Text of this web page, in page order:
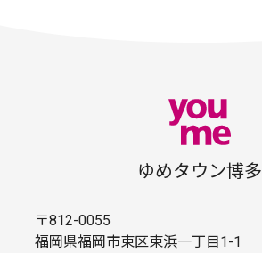
ゆめタウン博多
〒812-0055
福岡県福岡市東区東浜一丁目1-1